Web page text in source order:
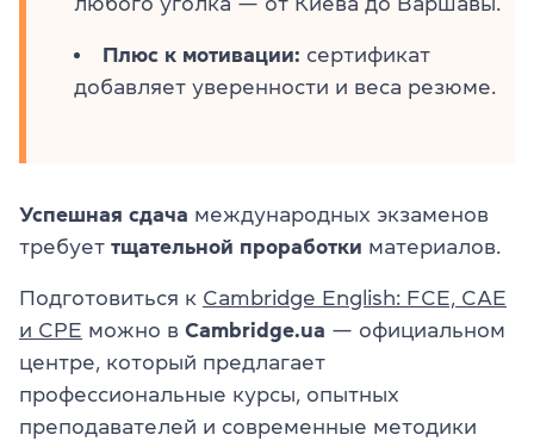
Плюс к мотивации: сертификат
добавляет уверенности и веса резюме.
Успешная сдача международных экзаменов
требует тщательной проработки материалов.
Подготовиться к Cambridge English: FCE, CAE
и CPE можно в Cambridge.ua — официальном
центре, который предлагает
профессиональные курсы, опытных
преподавателей и современные методики